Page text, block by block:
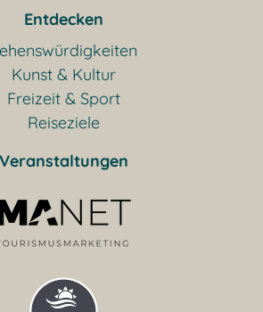
Entdecken
Kunst & Kultur
Freizeit & Sport
Reiseziele
Veranstaltungen